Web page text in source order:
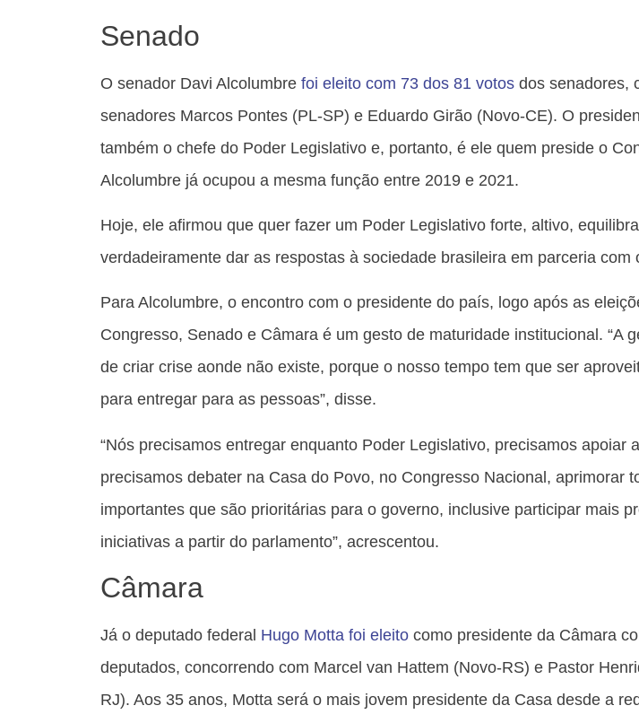
Senado
O senador Davi Alcolumbre foi eleito com 73 dos 81 votos dos senadores,
senadores Marcos Pontes (PL-SP) e Eduardo Girão (Novo-CE). O
também o chefe do Poder Legislativo e, portanto, é ele quem preside o
Alcolumbre já ocupou a mesma função entre 2019 e 2021.
Hoje, ele afirmou que quer fazer um Poder Legislativo forte, altivo,
verdadeiramente dar as respostas à sociedade brasileira em parceria com
Para Alcolumbre, o encontro com o presidente do país, logo após as
Congresso, Senado e Câmara é um gesto de maturidade institucional. “A
de criar crise aonde não existe, porque o nosso tempo tem que ser
para entregar para as pessoas”, disse.
“Nós precisamos entregar enquanto Poder Legislativo, precisamos apoiar
precisamos debater na Casa do Povo, no Congresso Nacional, aprimorar
importantes que são prioritárias para o governo, inclusive participar mais
iniciativas a partir do parlamento”, acrescentou.
Câmara
Já o deputado federal Hugo Motta foi eleito como presidente da Câmara
deputados, concorrendo com Marcel van Hattem (Novo-RS) e Pastor
RJ). Aos 35 anos, Motta será o mais jovem presidente da Casa desde a